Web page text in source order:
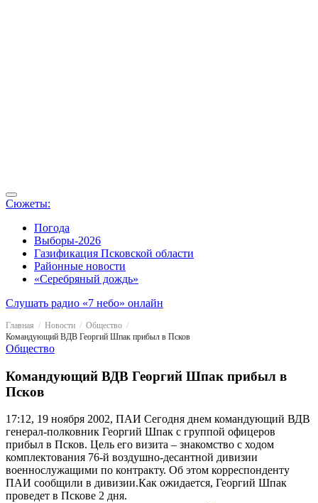
Сюжеты:
Погода
Выборы-2026
Газификация Псковской области
Районные новости
«Серебряный дождь»
Слушать радио «7 небо» онлайн
Главная Новости
Общество
Командующий ВДВ Георгий Шпак прибыл в Псков
Общество
Командующий ВДВ Георгий Шпак прибыл в
Псков
17:12, 19 ноября 2002, ПАИ Сегодня днем командующий ВДВ
генерал-полковник Георгий Шпак с группой офицеров
прибыл в Псков. Цель его визита – знакомство с ходом
комплектования 76-й воздушно-десантной дивизии
военнослужащими по контракту. Об этом корреспонденту
ПАИ сообщили в дивизии.Как ожидается, Георгий Шпак
проведет в Пскове 2 дня.